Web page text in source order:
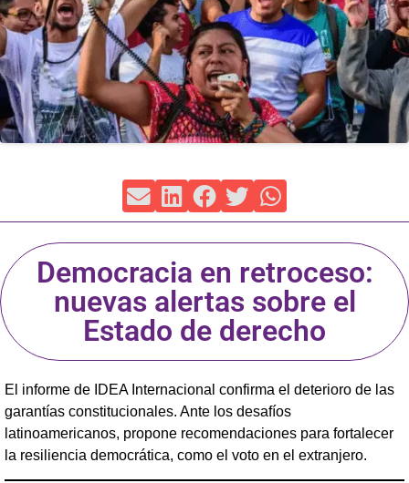
Democracia en retroceso:
nuevas alertas sobre el
Estado de derecho
El informe de IDEA Internacional confirma el deterioro de las
garantías constitucionales. Ante los desafíos
latinoamericanos, propone recomendaciones para fortalecer
la resiliencia democrática, como el voto en el extranjero.